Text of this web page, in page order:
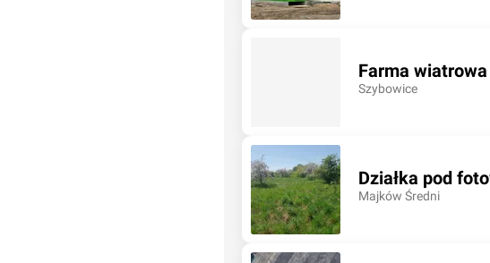
Farma
Szybowice
Działka pod
Majków Średni